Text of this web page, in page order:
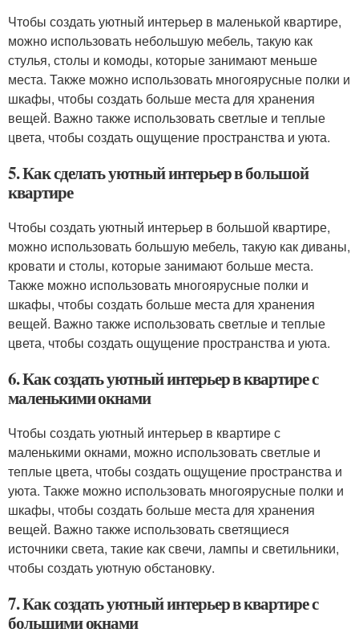
Чтобы создать уютный интерьер в маленькой квартире,
можно использовать небольшую мебель, такую как
стулья, столы и комоды, которые занимают меньше
места. Также можно использовать многоярусные полки и
шкафы, чтобы создать больше места для хранения
вещей. Важно также использовать светлые и теплые
цвета, чтобы создать ощущение пространства и уюта.
5. Как сделать уютный интерьер в большой
квартире
Чтобы создать уютный интерьер в большой квартире,
можно использовать большую мебель, такую как диваны,
кровати и столы, которые занимают больше места.
Также можно использовать многоярусные полки и
шкафы, чтобы создать больше места для хранения
вещей. Важно также использовать светлые и теплые
цвета, чтобы создать ощущение пространства и уюта.
6. Как создать уютный интерьер в квартире с
маленькими окнами
Чтобы создать уютный интерьер в квартире с
маленькими окнами, можно использовать светлые и
теплые цвета, чтобы создать ощущение пространства и
уюта. Также можно использовать многоярусные полки и
шкафы, чтобы создать больше места для хранения
вещей. Важно также использовать светящиеся
источники света, такие как свечи, лампы и светильники,
чтобы создать уютную обстановку.
7. Как создать уютный интерьер в квартире с
большими окнами